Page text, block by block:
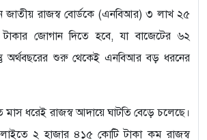
জাতীয় রাজস্ব বোর্ডকে (এনবিআর) ৩ লাখ ২৫
জোগান দিতে হবে, যা বাজেটের ৬২
অর্থবছরের শুরু থেকেই এনবিআর বড় ধরনের
মাস ধরেই রাজস্ব আদায়ে ঘাটতি বেড়ে চলেছে।
২ হাজার ৪১৫ কোটি টাকা কম রাজস্ব